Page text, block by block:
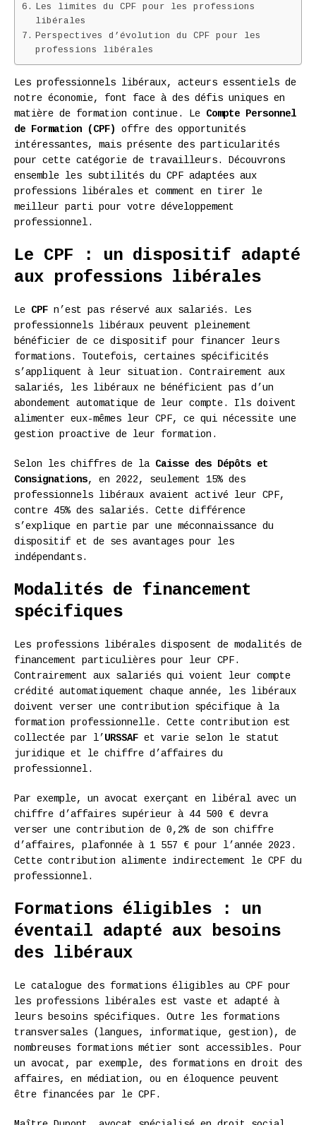
Les limites du CPF pour les professions
libérales
Perspectives d’évolution du CPF pour les
professions libérales
Les professionnels libéraux, acteurs essentiels de
notre économie, font face à des défis uniques en
matière de formation continue. Le Compte Personnel
de Formation (CPF)
offre des opportunités
intéressantes, mais présente des particularités
pour cette catégorie de travailleurs. Découvrons
ensemble les subtilités du CPF adaptées aux
professions libérales et comment en tirer le
meilleur parti pour votre développement
professionnel.
Le CPF : un dispositif adapté
aux professions libérales
Le CPF n’est pas réservé aux salariés. Les
professionnels libéraux peuvent pleinement
bénéficier de ce dispositif pour financer leurs
formations. Toutefois, certaines spécificités
s’appliquent à leur situation. Contrairement aux
salariés, les libéraux ne bénéficient pas d’un
abondement automatique de leur compte. Ils doivent
alimenter eux-mêmes leur CPF, ce qui nécessite une
gestion proactive de leur formation.
Selon les chiffres de la Caisse des Dépôts et
Consignations, en 2022, seulement 15% des
professionnels libéraux avaient activé leur CPF,
contre 45% des salariés. Cette différence
s’explique en partie par une méconnaissance du
dispositif et de ses avantages pour les
indépendants.
Modalités de financement
spécifiques
Les professions libérales disposent de modalités de
financement particulières pour leur CPF.
Contrairement aux salariés qui voient leur compte
crédité automatiquement chaque année, les libéraux
doivent verser une contribution spécifique à la
formation professionnelle. Cette contribution est
collectée par l’ URSSAF et varie selon le statut
juridique et le chiffre d’affaires du
professionnel.
Par exemple, un avocat exerçant en libéral avec un
chiffre d’affaires supérieur à 44 500 € devra
verser une contribution de 0,2% de son chiffre
d’affaires, plafonnée à 1 557 € pour l’année 2023.
Cette contribution alimente indirectement le CPF du
professionnel.
Formations éligibles : un
éventail adapté aux besoins
des libéraux
Le catalogue des formations éligibles au CPF pour
les professions libérales est vaste et adapté à
leurs besoins spécifiques. Outre les formations
transversales (langues, informatique, gestion), de
nombreuses formations métier sont accessibles. Pour
un avocat, par exemple, des formations en droit des
affaires, en médiation, ou en éloquence peuvent
être financées par le CPF.